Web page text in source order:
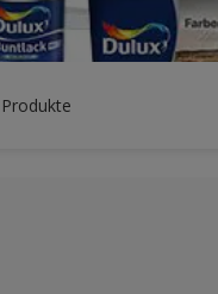
Produkte